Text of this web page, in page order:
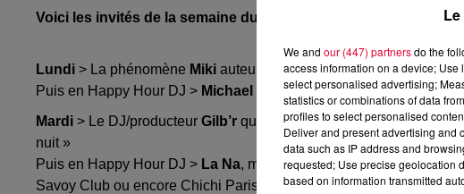
Voici les invités de la semaine du 01 juin
Lundi > La phénomène Miki auteure de l’album « Industry Plant »
Puis en Happy Hour DJ > Michael Gray, l'un des meilleurs House
Mardi > Le DJ/producteur Gilb’r qui célèbre les 30 ans de son
nuit »
Puis en Happy Hour DJ > La Na, melodic & Deep House, pour les
Savoy Club ou encore Chichi Paris. Elle développe un univers
We and our (447) partnersdo the
access information on a device;
select personalised advertising;
statistics or combinations of data
profiles to select personalised
Deliver and present advertising and
data such as IP address and
requested; Use precise geolocation
based on information transmitted